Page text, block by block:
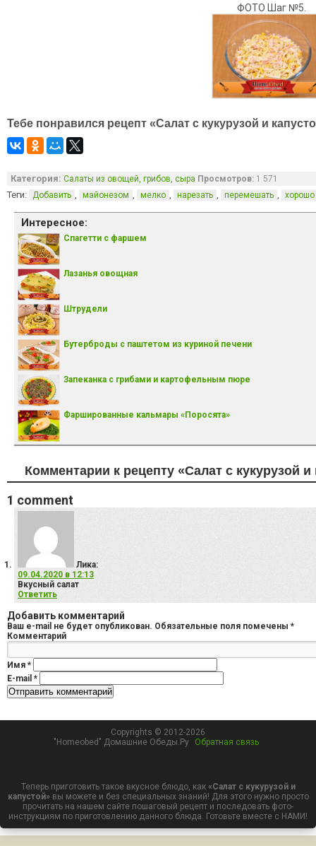
ФОТО Шаг №5.
Тебе понравился рецепт «Салат с кукурузой и
Категория: Салаты из овощей, грибов, сыра Просмотров: 1 571
Теги: Добавить , майонезом , мелко , нарезать , перемешать , хорошо
Интересное:
Спагетти с фаршем
Лазанья овощная
Штрудели
Бутерброды с паштетом из куриной печени
Запеканка с грибами и картофельным пюре
Фаршированные кальмары «Поросята»
Комментарии к рецепту «Салат с кукурузой и
1 comment
Лика:
09.04.2020 в 12:13
Вкусный салат
Ответить
Добавить комментарий
Ваш e-mail не будет опубликован. Обязательные поля помечены *
Комментарий
Имя *
E-mail *
Copyrights © 2012-2026
"Homeobed" Домашние Обеды.Ру
Обратная связь
Теперь приготовить такое вкусное блюдо, как «Салат с кукурузой и
капустой»вы можете и без специальных знаний! Для этого нужно просто
прочитать на нашем сайте пошаговый рецепт и последовать фото-
инструкциям по приготовлению данного блюда. Готовьте вместе с НАМИ!